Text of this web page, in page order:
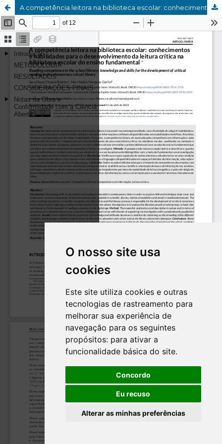
O nosso site usa
cookies
Este site utiliza cookies e outras
tecnologias de rastreamento para
melhorar sua experiência de
navegação para os seguintes
propósitos: para ativar a
funcionalidade básica do site.
Concordo
Eu recuso
Alterar as minhas preferências
A competência leitora na biblioteca escolar: conhecimentos e habilidades para o desenvolvimento da leitura crítica na biblioteca escolar do ensino fundamental